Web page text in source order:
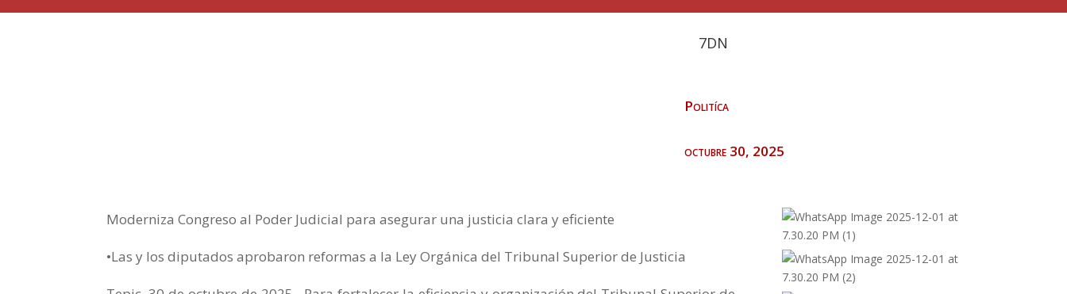
7DN
Politíca
octubre 30, 2025
Moderniza Congreso al Poder Judicial para asegurar una justicia clara y eficiente
•Las y los diputados aprobaron reformas a la Ley Orgánica del Tribunal Superior de Justicia